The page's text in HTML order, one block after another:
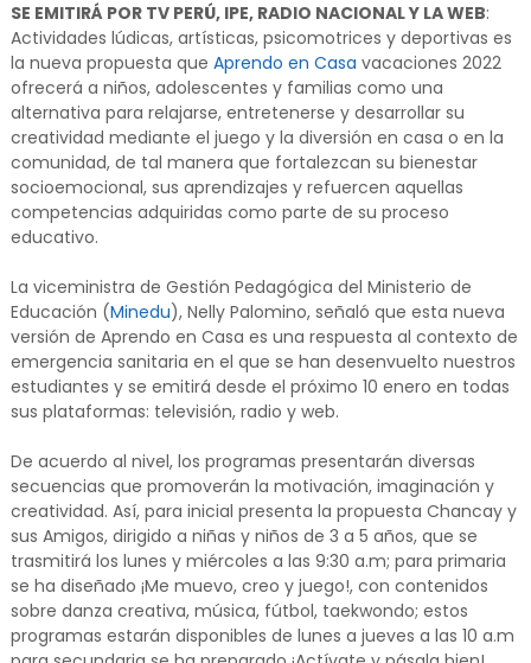
SE EMITIRÁ POR TV PERÚ, IPE, RADIO NACIONAL Y LA WEB:
Actividades lúdicas, artísticas, psicomotrices y deportivas es
la nueva propuesta que Aprendo en Casa vacaciones 2022
ofrecerá a niños, adolescentes y familias como una
alternativa para relajarse, entretenerse y desarrollar su
creatividad mediante el juego y la diversión en casa o en la
comunidad, de tal manera que fortalezcan su bienestar
socioemocional, sus aprendizajes y refuercen aquellas
competencias adquiridas como parte de su proceso
educativo.
La viceministra de Gestión Pedagógica del Ministerio de
Educación (Minedu), Nelly Palomino, señaló que esta nueva
versión de Aprendo en Casa es una respuesta al contexto de
emergencia sanitaria en el que se han desenvuelto nuestros
estudiantes y se emitirá desde el próximo 10 enero en todas
sus plataformas: televisión, radio y web.
De acuerdo al nivel, los programas presentarán diversas
secuencias que promoverán la motivación, imaginación y
creatividad. Así, para inicial presenta la propuesta Chancay y
sus Amigos, dirigido a niñas y niños de 3 a 5 años, que se
trasmitirá los lunes y miércoles a las 9:30 a.m; para primaria
se ha diseñado ¡Me muevo, creo y juego!, con contenidos
sobre danza creativa, música, fútbol, taekwondo; estos
programas estarán disponibles de lunes a jueves a las 10 a.m